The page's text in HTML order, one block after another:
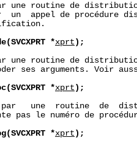
une routine de
un  appel de procédure
*xprt );
une routine de
ses arguments. Voir
*xprt );
une  routine  de
pas le numéro de
*xprt );